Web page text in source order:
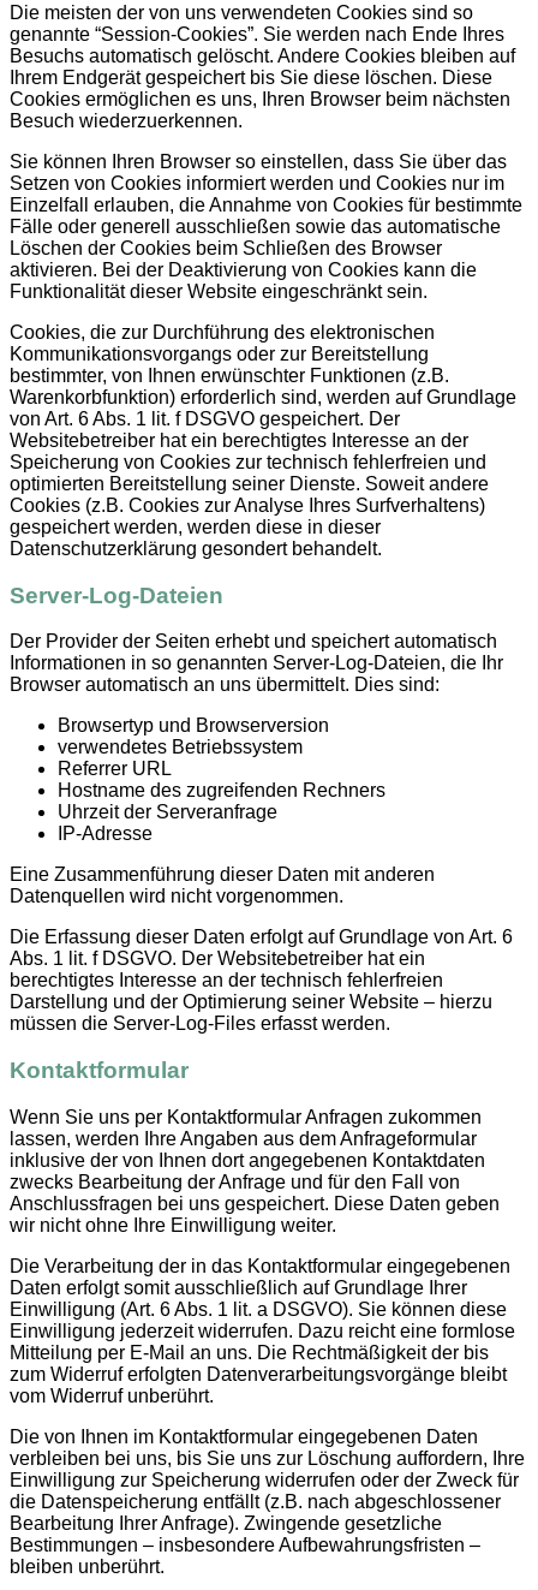
Die meisten der von uns verwendeten Cookies sind so
genannte “Session-Cookies”. Sie werden nach Ende Ihres
Besuchs automatisch gelöscht. Andere Cookies bleiben auf
Ihrem Endgerät gespeichert bis Sie diese löschen. Diese
Cookies ermöglichen es uns, Ihren Browser beim nächsten
Besuch wiederzuerkennen.
Sie können Ihren Browser so einstellen, dass Sie über das
Setzen von Cookies informiert werden und Cookies nur im
Einzelfall erlauben, die Annahme von Cookies für bestimmte
Fälle oder generell ausschließen sowie das automatische
Löschen der Cookies beim Schließen des Browser
aktivieren. Bei der Deaktivierung von Cookies kann die
Funktionalität dieser Website eingeschränkt sein.
Cookies, die zur Durchführung des elektronischen
Kommunikationsvorgangs oder zur Bereitstellung
bestimmter, von Ihnen erwünschter Funktionen (z.B.
Warenkorbfunktion) erforderlich sind, werden auf Grundlage
von Art. 6 Abs. 1 lit. f DSGVO gespeichert. Der
Websitebetreiber hat ein berechtigtes Interesse an der
Speicherung von Cookies zur technisch fehlerfreien und
optimierten Bereitstellung seiner Dienste. Soweit andere
Cookies (z.B. Cookies zur Analyse Ihres Surfverhaltens)
gespeichert werden, werden diese in dieser
Datenschutzerklärung gesondert behandelt.
Server-Log-Dateien
Der Provider der Seiten erhebt und speichert automatisch
Informationen in so genannten Server-Log-Dateien, die Ihr
Browser automatisch an uns übermittelt. Dies sind:
Browsertyp und Browserversion
verwendetes Betriebssystem
Referrer URL
Hostname des zugreifenden Rechners
Uhrzeit der Serveranfrage
IP-Adresse
Eine Zusammenführung dieser Daten mit anderen
Datenquellen wird nicht vorgenommen.
Die Erfassung dieser Daten erfolgt auf Grundlage von Art. 6
Abs. 1 lit. f DSGVO. Der Websitebetreiber hat ein
berechtigtes Interesse an der technisch fehlerfreien
Darstellung und der Optimierung seiner Website – hierzu
müssen die Server-Log-Files erfasst werden.
Kontaktformular
Wenn Sie uns per Kontaktformular Anfragen zukommen
lassen, werden Ihre Angaben aus dem Anfrageformular
inklusive der von Ihnen dort angegebenen Kontaktdaten
zwecks Bearbeitung der Anfrage und für den Fall von
Anschlussfragen bei uns gespeichert. Diese Daten geben
wir nicht ohne Ihre Einwilligung weiter.
Die Verarbeitung der in das Kontaktformular eingegebenen
Daten erfolgt somit ausschließlich auf Grundlage Ihrer
Einwilligung (Art. 6 Abs. 1 lit. a DSGVO). Sie können diese
Einwilligung jederzeit widerrufen. Dazu reicht eine formlose
Mitteilung per E-Mail an uns. Die Rechtmäßigkeit der bis
zum Widerruf erfolgten Datenverarbeitungsvorgänge bleibt
vom Widerruf unberührt.
Die von Ihnen im Kontaktformular eingegebenen Daten
verbleiben bei uns, bis Sie uns zur Löschung auffordern, Ihre
Einwilligung zur Speicherung widerrufen oder der Zweck für
die Datenspeicherung entfällt (z.B. nach abgeschlossener
Bearbeitung Ihrer Anfrage). Zwingende gesetzliche
Bestimmungen – insbesondere Aufbewahrungsfristen –
bleiben unberührt.